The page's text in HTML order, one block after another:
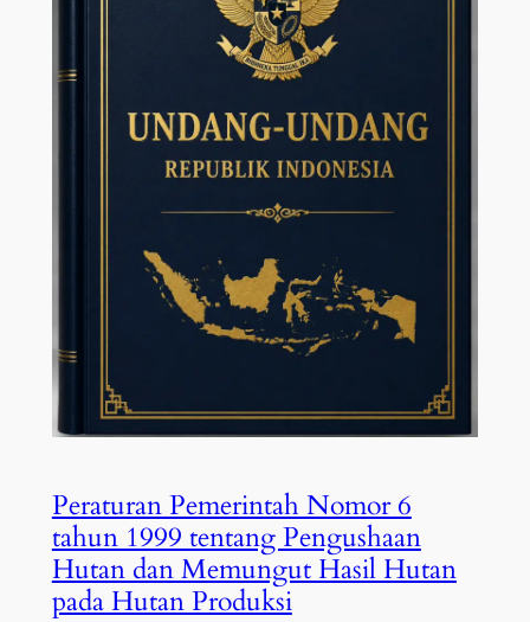
Peraturan Pemerintah Nomor 6
tahun 1999 tentang Pengushaan
Hutan dan Memungut Hasil Hutan
pada Hutan Produksi